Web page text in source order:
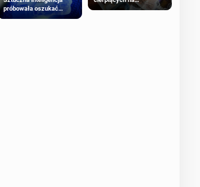
próbowała oszukać
człowieka
schorzenia psychiczne